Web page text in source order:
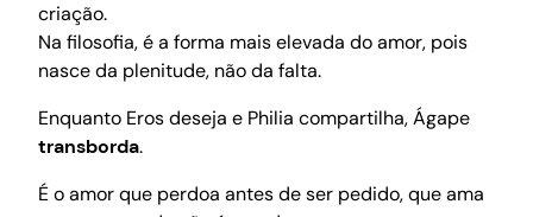
criação.
Na filosofia, é a forma mais elevada do amor, pois
nasce da plenitude, não da falta.
Enquanto Eros deseja e Philia compartilha, Ágape
transborda.
É o amor que perdoa antes de ser pedido, que ama